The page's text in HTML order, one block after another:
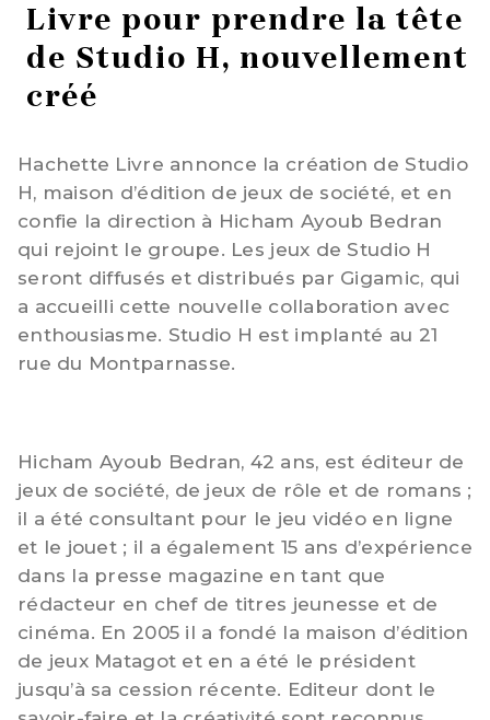
Livre pour prendre la tête
de Studio H, nouvellement
créé
Hachette Livre annonce la création de Studio
H, maison d’édition de jeux de société, et en
confie la direction à Hicham Ayoub Bedran
qui rejoint le groupe. Les jeux de Studio H
seront diffusés et distribués par Gigamic, qui
a accueilli cette nouvelle collaboration avec
enthousiasme. Studio H est implanté au 21
rue du Montparnasse.
Hicham Ayoub Bedran, 42 ans, est éditeur de
jeux de société, de jeux de rôle et de romans ;
il a été consultant pour le jeu vidéo en ligne
et le jouet ; il a également 15 ans d’expérience
dans la presse magazine en tant que
rédacteur en chef de titres jeunesse et de
cinéma. En 2005 il a fondé la maison d’édition
de jeux Matagot et en a été le président
jusqu’à sa cession récente. Editeur dont le